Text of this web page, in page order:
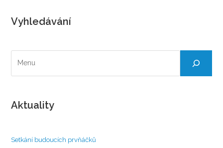
Vyhledávání
Aktuality
Setkání budoucích prvňáčků